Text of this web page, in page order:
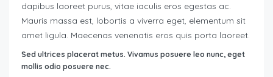
dapibus laoreet purus, vitae iaculis eros egestas ac.
Mauris massa est, lobortis a viverra eget, elementum sit
amet ligula. Maecenas venenatis eros quis porta laoreet.
Sed ultrices placerat metus. Vivamus posuere leo nunc, eget
mollis odio posuere nec.